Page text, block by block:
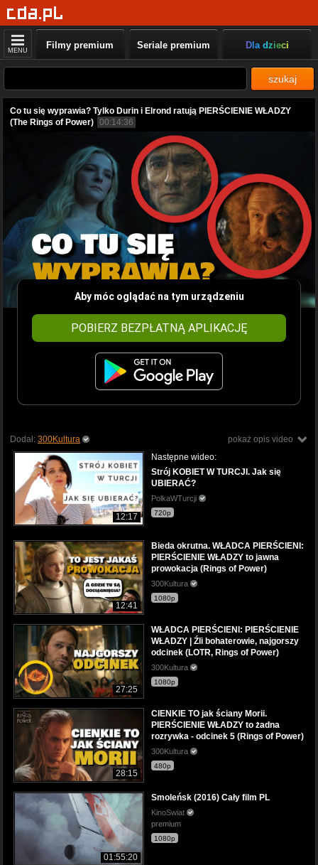
MENU Filmy premium Seriale premium Dla dzieci
szukaj
Co tu się wyprawia? Tylko Durin i Elrond ratują PIERŚCIENIE WŁADZY
(The Rings of Power) 00:14:36
Aby móc oglądać na tym urządzeniu
POBIERZ BEZPŁATNĄ APLIKACJĘ
pokaż opis video
Dodał: 300Kultura
12:17
Następne wideo:
Strój KOBIET W TURCJI. Jak się
UBIERAĆ?
PolkaWTurcji
720p
12:41
Bieda okrutna. WŁADCA PIERŚCIENI:
PIERŚCIENIE WŁADZY to jawna
prowokacja (Rings of Power)
300Kultura
1080p
27:25
WŁADCA PIERŚCIENI: PIERŚCIENIE
WŁADZY | Źli bohaterowie, najgorszy
odcinek (LOTR, Rings of Power)
300Kultura
1080p
28:15
CIENKIE TO jak ściany Morii.
PIERŚCIENIE WŁADZY to żadna
rozrywka - odcinek 5 (Rings of Power)
300Kultura
480p
01:55:20
Smoleńsk (2016) Cały film PL
KinoSwiat
premium
1080p